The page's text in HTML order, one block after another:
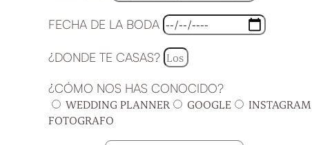
FECHA DE LA BODA
¿DONDE TE CASAS?
¿CÓMO NOS HAS CONOCIDO?
WEDDING PLANNER GOOGLE INSTAGRAM
FOTOGRAFO